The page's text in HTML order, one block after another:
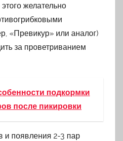
желательно
«Превикур» или аналог)
за проветриванием
подкормки
после пикировки
и появления 2-3 пар